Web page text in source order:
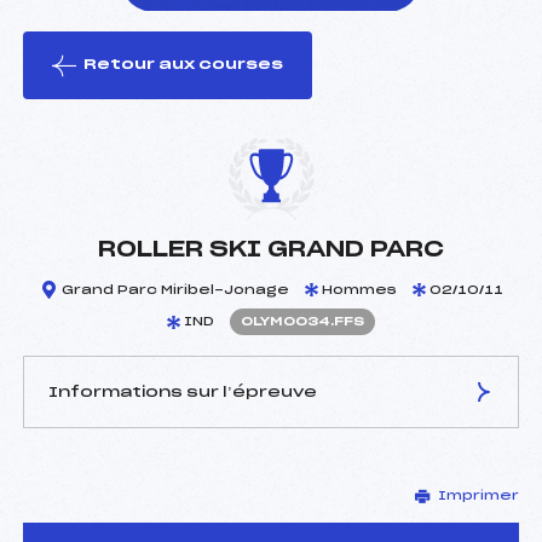
le ski
Retour aux courses
ROLLER SKI GRAND PARC
Grand Parc Miribel-Jonage Hommes 02/10/11
IND OLYM0034.FFS
Informations sur l’épreuve
BRUN DENIS (LY)
D.T Adjoint :
–
Imprimer